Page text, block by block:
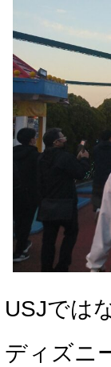
USJでは
ディズニ